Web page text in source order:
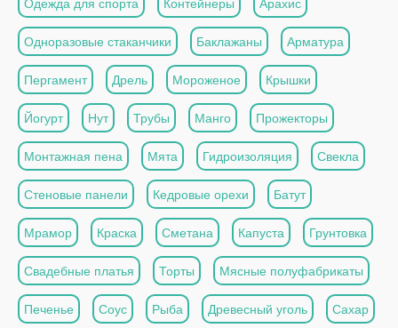
Одноразовые стаканчики Баклажаны Арматура
Пергамент Дрель Мороженое Крышки
Йогурт Нут Трубы Манго Прожекторы
Монтажная пена Мята Гидроизоляция Свекла
Стеновые панели Кедровые орехи Батут
Мрамор Краска Сметана Капуста Грунтовка
Свадебные платья Торты Мясные полуфабрикаты
Печенье Соус Рыба Древесный уголь Сахар